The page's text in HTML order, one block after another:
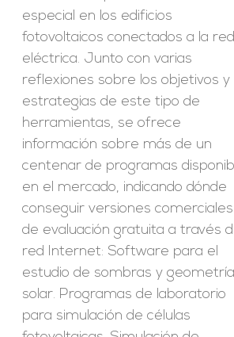
especial en los edificios
fotovoltaicos conectados a la red
eléctrica. Junto con varias
reflexiones sobre los objetivos y
estrategias de este tipo de
herramientas, se ofrece
información sobre más de un
centenar de programas
en el mercado, indicando dónde
conseguir versiones
de evaluación gratuita a través
red Internet: Software para el
estudio de sombras y geometría
solar. Programas de laboratorio
para simulación de células